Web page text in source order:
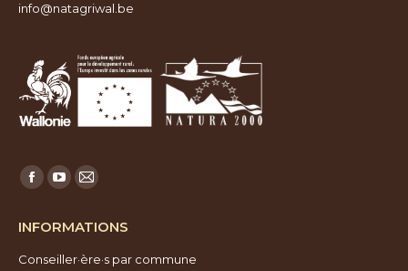
info@natagriwal.be
Trouvez nous sur :
Facebook
opens
in
YouTube
opens
in
E-
page
opens
INFORMATIONS
Conseiller·ère·s par commune